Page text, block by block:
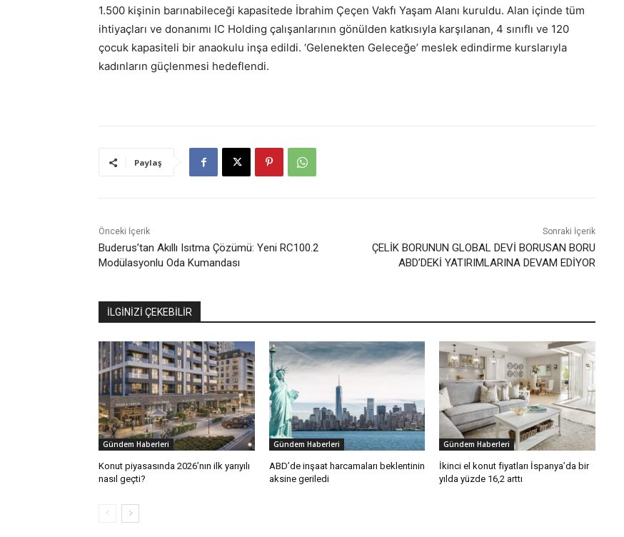
1.500 kişinin barınabileceği kapasitede İbrahim Çeçen Vakfı Yaşam Alanı kuruldu. Alan içinde tüm
ihtiyaçları ve donanımı IC Holding çalışanlarının gönülden katkısıyla karşılanan, 4 sınıflı ve 120
çocuk kapasiteli bir anaokulu inşa edildi. ‘Gelenekten Geleceğe’ meslek edindirme kurslarıyla
kadınların güçlenmesi hedeflendi.
Paylaş
Önceki İçerik
Buderus’tan Akıllı Isıtma Çözümü: Yeni RC100.2
Modülasyonlu Oda Kumandası
Sonraki İçerik
ÇELİK BORUNUN GLOBAL DEVİ BORUSAN BORU
ABD’DEKİ YATIRIMLARINA DEVAM EDİYOR
İLGİNİZİ ÇEKEBİLİR
Gündem Haberleri
Konut piyasasında 2026’nın ilk yarıyılı
nasıl geçti?
Gündem Haberleri
ABD’de inşaat harcamaları beklentinin
aksine geriledi
Gündem Haberleri
İkinci el konut fiyatları İspanya’da bir
yılda yüzde 16,2 arttı